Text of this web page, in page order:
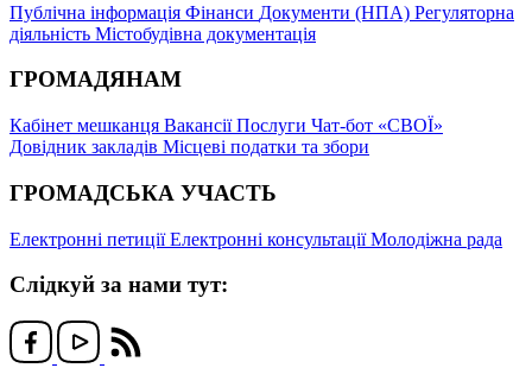
Публічна інформація Фінанси Документи (НПА) Регуляторна
діяльність Містобудівна документація
ГРОМАДЯНАМ
Кабінет мешканця ВакансіїПослуги Чат-бот «СВОЇ»
Довідник закладів Місцеві податки та збори
ГРОМАДСЬКА УЧАСТЬ
Електронні петиціїЕлектронні консультаціїМолодіжна рада
Слідкуй за нами тут: